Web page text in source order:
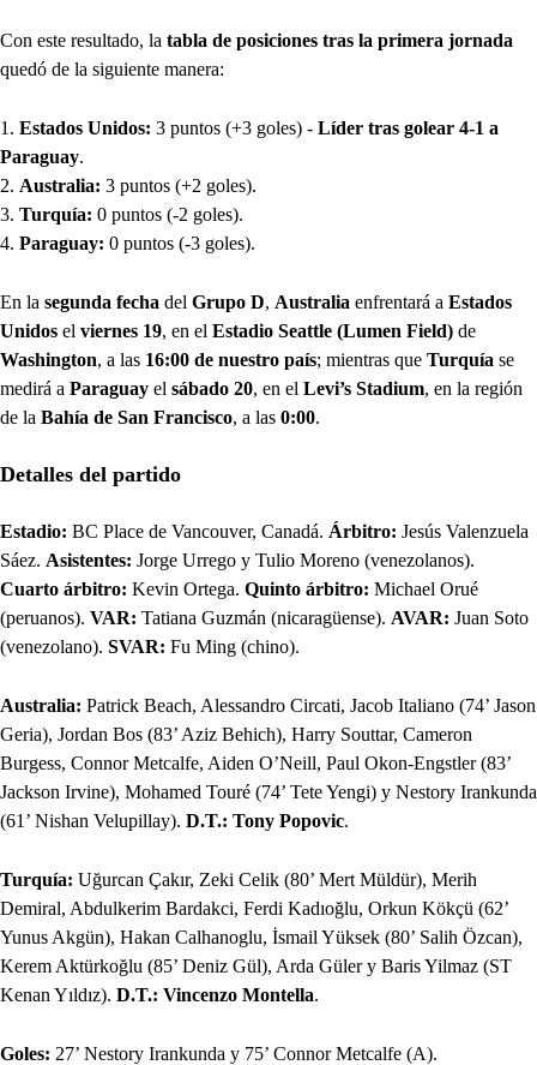
Con este resultado, la tabla de posiciones tras la primera jornada
quedó de la siguiente manera:
Estados Unidos: 3 puntos (+3 goles) - Líder tras golear 4-1 a
Paraguay.
Australia: 3 puntos (+2 goles).
Turquía: 0 puntos (-2 goles).
Paraguay: 0 puntos (-3 goles).
En la segunda fecha del Grupo D, Australia enfrentará a Estados
Unidos el viernes 19, en el Estadio Seattle (Lumen Field) de
Washington, a las 16:00 de nuestro país; mientras que Turquía se
medirá a Paraguay el sábado 20, en el Levi’s Stadium, en la región
de la Bahía de San Francisco, a las 0:00.
Detalles del partido
Estadio: BC Place de Vancouver, Canadá. Árbitro: Jesús Valenzuela
Sáez. Asistentes: Jorge Urrego y Tulio Moreno (venezolanos).
Cuarto árbitro: Kevin Ortega. Quinto árbitro: Michael Orué
(peruanos). VAR: Tatiana Guzmán (nicaragüense). AVAR: Juan Soto
(venezolano). SVAR: Fu Ming (chino).
Australia: Patrick Beach, Alessandro Circati, Jacob Italiano (74’ Jason
Geria), Jordan Bos (83’ Aziz Behich), Harry Souttar, Cameron
Burgess, Connor Metcalfe, Aiden O’Neill, Paul Okon-Engstler (83’
Jackson Irvine), Mohamed Touré (74’ Tete Yengi) y Nestory Irankunda
(61’ Nishan Velupillay). D.T.: Tony Popovic.
Turquía: Uğurcan Çakır, Zeki Celik (80’ Mert Müldür), Merih
Demiral, Abdulkerim Bardakci, Ferdi Kadıoğlu, Orkun Kökçü (62’
Yunus Akgün), Hakan Calhanoglu, İsmail Yüksek (80’ Salih Özcan),
Kerem Aktürkoğlu (85’ Deniz Gül), Arda Güler y Baris Yilmaz (ST
Kenan Yıldız). D.T.: Vincenzo Montella.
Goles: 27’ Nestory Irankunda y 75’ Connor Metcalfe (A).